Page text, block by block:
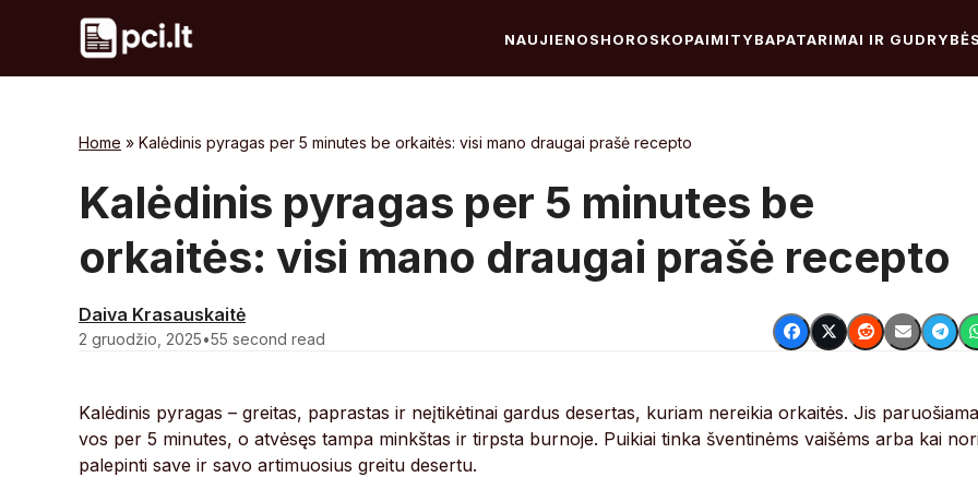
NAUJIENOSHOROSKOPAIMITYBAPATARIMAI IR GUDRYBĖS
Home » Kalėdinis pyragas per 5 minutes be orkaitės: visi mano draugai prašė recepto
Kalėdinis pyragas per 5 minutes be
orkaitės: visi mano draugai prašė recepto
Daiva Krasauskaitė
2 gruodžio, 2025•55 second read
Kalėdinis pyragas – greitas, paprastas ir neįtikėtinai gardus desertas, kuriam nereikia orkaitės. Jis
vos per 5 minutes, o atvėsęs tampa minkštas ir tirpsta burnoje. Puikiai tinka šventinėms vaišėms arba kai
palepinti save ir savo artimuosius greitu desertu.